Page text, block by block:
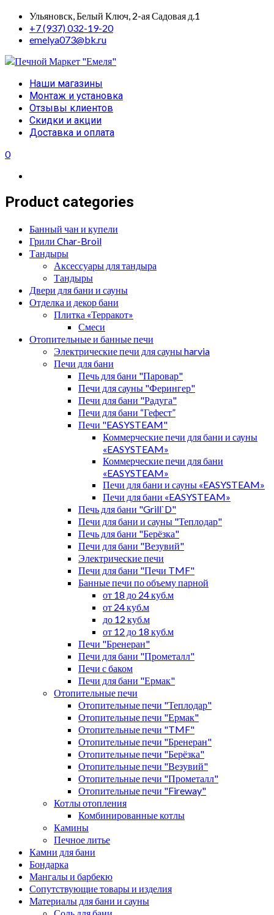
Skip
content
Ульяновск, Белый Ключ, 2-ая Садовая д.1
+7 (937) 032-19-20
emelya073@bk.ru
Primary
Menu
Наши магазины
Монтаж и установка
Отзывы клиентов
Скидки и акции
Доставка и оплата
0
Product categories
Банный чан и купели
Грили Char-Broil
Тандыры
Аксессуары для тандыра
Тандыры
Двери для бани и сауны
Отделка и декор бани
Плитка «Терракот»
Смеси
Отопительные и банные печи
Электрические печи для сауны harvia
Печи для бани
Печь для бани "Паровар"
Печи для сауны "Ферингер"
Печи для бани "Радуга"
Печи для бани “Гефест”
Печи "EASYSTEAM"
Коммерческие печи для бани и сауны
«EASYSTEAM»
Коммерческие печи для бани
«EASYSTEAM»
Печи для бани и сауны «EASYSTEAM»
Печи для бани «EASYSTEAM»
Печь для бани "Grill`D"
Печи для бани и сауны "Теплодар"
Печь для бани "Берёзка"
Печи для бани "Везувий"
Электрические печи
Печи для бани "Печи TMF"
Банные печи по объему парной
от 18 до 24 куб.м
от 24 куб.м
до 12 куб.м
от 12 до 18 куб.м
Печи "Бренеран"
Печи для бани "Прометалл"
Печи с баком
Печи для бани "Ермак"
Отопительные печи
Отопительные печи "Теплодар"
Отопительные печи "Ермак"
Отопительные печи "TMF"
Отопительные печи "Бренеран"
Отопительные печи "Берёзка"
Отопительные печи "Везувий"
Отопительные печи "Прометалл"
Отопительные печи "Fireway"
Котлы отопления
Комбинированные котлы
Камины
Печное литье
Камни для бани
Бондарка
Мангалы и барбекю
Сопутствующие товары и изделия
Материалы для бани и сауны